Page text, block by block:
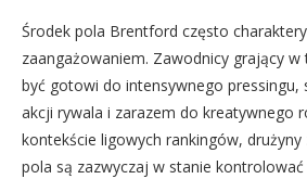
Środek pola Brentford często
zaangażowaniem. Zawodnicy grający
być gotowi do intensywnego pressingu,
akcji rywala i zarazem do kreatywnego
kontekście ligowych rankingów,
pola są zazwyczaj w stanie